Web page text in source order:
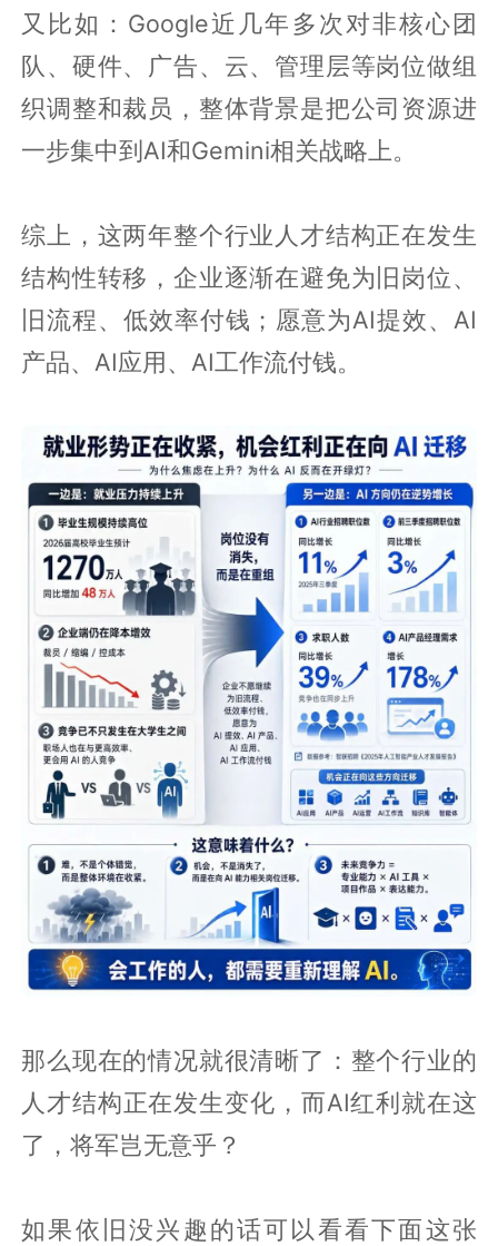
又比如：Google近几年多次对非核心团
队、硬件、广告、云、管理层等岗位做组
织调整和裁员，整体背景是把公司资源进
一步集中到AI和Gemini相关战略上。
综上，这两年整个行业人才结构正在发生
结构性转移，企业逐渐在避免为旧岗位、
旧流程、低效率付钱；愿意为AI提效、AI
产品、AI应用、AI工作流付钱。
那么现在的情况就很清晰了：整个行业的
人才结构正在发生变化，而AI红利就在这
了，将军岂无意乎？
如果依旧没兴趣的话可以看看下面这张